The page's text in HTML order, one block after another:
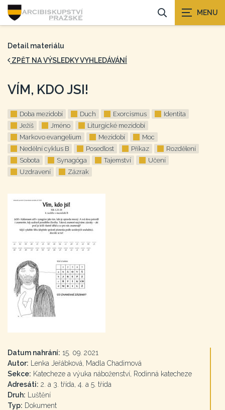
Detail materiálu
ZPĚT NA VÝSLEDKY VYHLEDÁVÁNÍ
VÍM, KDO JSI!
Doba mezidobí Duch Exorcismus
Identita
Ježíš
Jméno
Liturgické mezidobí
Markovo evangelium
Mezidobí
Moc
Nedělní cyklus B
Posedlost Příkaz
Rozdělení
Sobota
Synagóga Tajemství
Učení
Uzdravení
Zázrak
Datum nahrání: 15. 09. 2021
Autor: Lenka Jeřábková, Madla Chadimová
Sekce: Katecheze a výuka náboženství, Rodinná katecheze
Adresáti: 2. a 3. třída, 4. a 5. třída
Druh: Luštění
Typ: Dokument